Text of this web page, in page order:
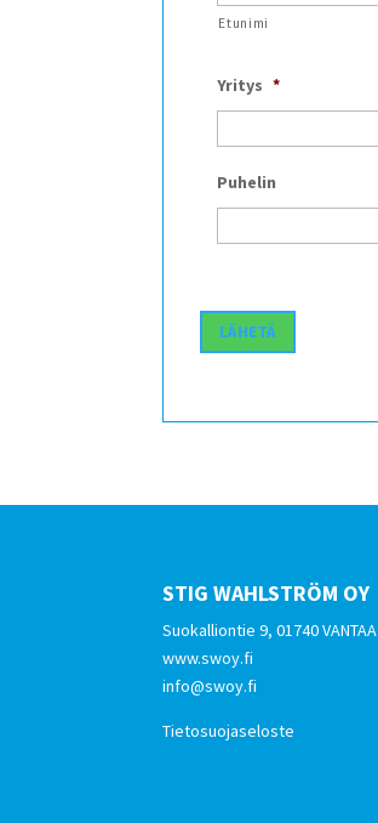
Etunimi
Yritys *
Puhelin
STIG WAHLSTRÖM OY
Suokalliontie 9, 01740 VANTAA
www.swoy.fi
info@swoy.fi
Tietosuojaseloste